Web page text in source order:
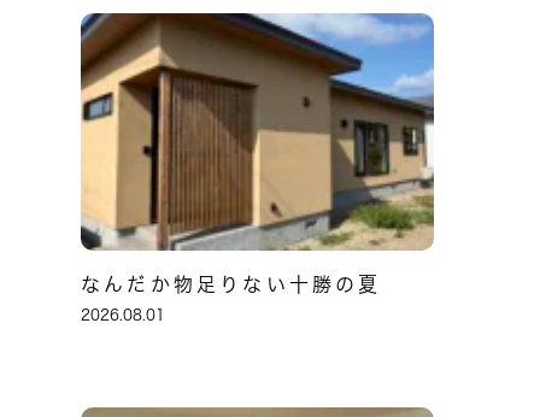
なんだか物足りない十勝の夏
2026.08.01